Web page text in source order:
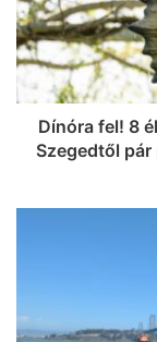
Dínóra fel! 8
Szegedtől